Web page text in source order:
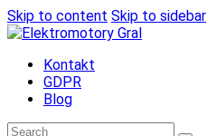
Skip to content Skip to sidebar
Kontakt
GDPR
Blog